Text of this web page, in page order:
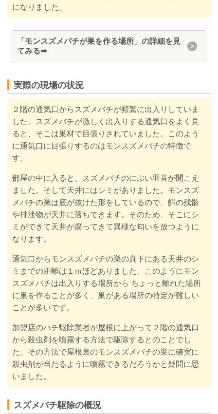
になりました。
「モンスズメバチが巣を作る場所」の詳細を見
てみる➡
実際の現場の状況
２階の通気口からスズメバチが頻繁に出入りしていま
した。スズメバチが激しく出入りする通気口をよく見
ると、そこは巣材で目張りされていました。このよう
に通気口に目張りするのはモンスズメバチの特徴で
す。
部屋の中に入ると、スズメバチのにぶい羽音が聞こえ
ました。そして天井にはシミがありました。モンスズ
メバチの巣は底が抜けた形をしているので、餌の残骸
や排泄物が天井に落ちてきます。そのため、そこにシ
ミができて天井が腐ってきて異様な匂いを放つように
なります。
通気口からモンスズメバチの巣の真下にある天井のシ
ミまでの距離は１ｍほどありました。このようにモン
スズメバチは出入りする場所から ちょっと離れた場所
に巣を作ることが多く、巣がある場所の特定が難しい
ことが多いです。
加盟店のハチ駆除業者が屋根に上がって２階の通気口
から殺虫剤を噴霧する方法で駆除するとのことでし
た。その方法で屋根裏のモンスズメバチの巣に確実に
殺虫剤が当たるように噴霧できるだろうかと疑問に思
いました。
スズメバチ駆除の概況